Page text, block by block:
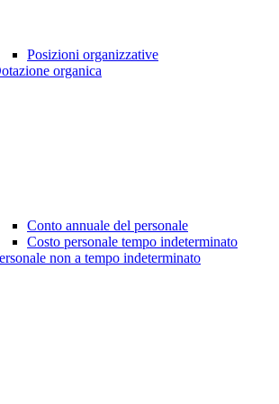
Posizioni organizzative
organica
Conto annuale del personale
Costo personale tempo indeterminato
non a tempo indeterminato